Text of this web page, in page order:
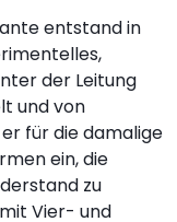
entstand in
der Leitung
und von
für die damalige
ein, die
zu
Vier- und